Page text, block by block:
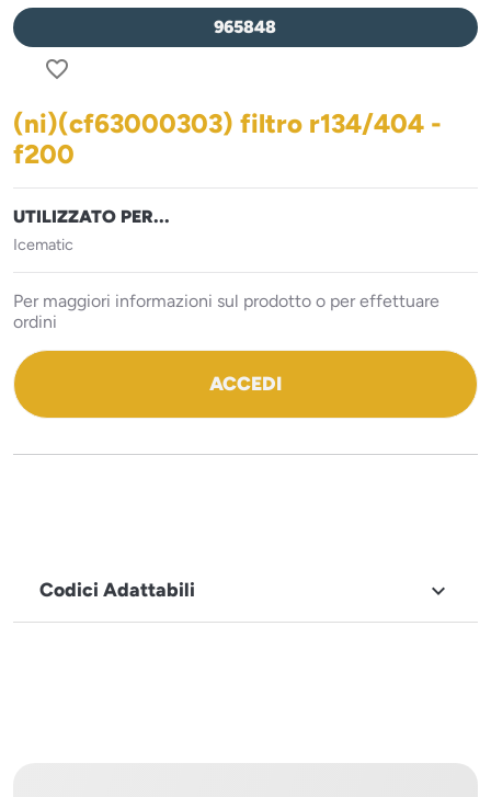
965848
favorite_border
(ni)(cf63000303) filtro r134/404 -
f200
UTILIZZATO PER...
Icematic
Per maggiori informazioni sul prodotto o per effettuare
ordini
ACCEDI
Codici Adattabili 